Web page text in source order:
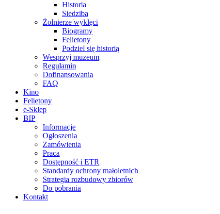
Historia
Siedziba
Żołnierze wyklęci
Biogramy
Felietony
Podziel się historią
Wesprzyj muzeum
Regulamin
Dofinansowania
FAQ
Kino
Felietony
e-Sklep
BIP
Informacje
Ogłoszenia
Zamówienia
Praca
Dostępność i ETR
Standardy ochrony małoletnich
Strategia rozbudowy zbiorów
Do pobrania
Kontakt